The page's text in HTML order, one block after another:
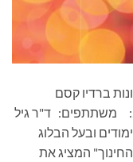
ברדיו קסם
106 FM – יום רביעי ה- 22 בדצמבר 2021: משתתפים: ד"ר גיל
ובעל הבלוג
המציג את